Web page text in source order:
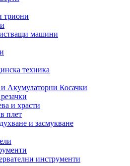
триони
машини
техника
Акумулаторни Косачки
и храсти
плет
и засмукване
инструменти